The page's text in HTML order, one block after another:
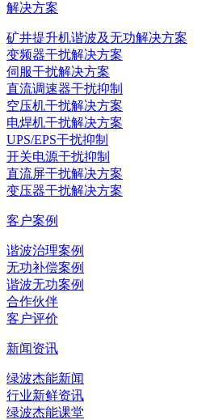
解决方案
矿井提升机谐波及无功解决方案
变频器干扰解决方案
伺服干扰解决方案
直流调速器干扰抑制
空压机干扰解决方案
电焊机干扰解决方案
UPS/EPS干扰抑制
开关电源干扰抑制
直流屏干扰解决方案
变压器干扰解决方案
客户案例
谐波治理案例
无功补偿案例
谐波无功案例
合作伙伴
客户评价
新闻资讯
绿波杰能新闻
行业新鲜资讯
绿波杰能课堂